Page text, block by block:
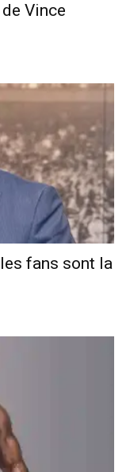
Vince
fans sont la